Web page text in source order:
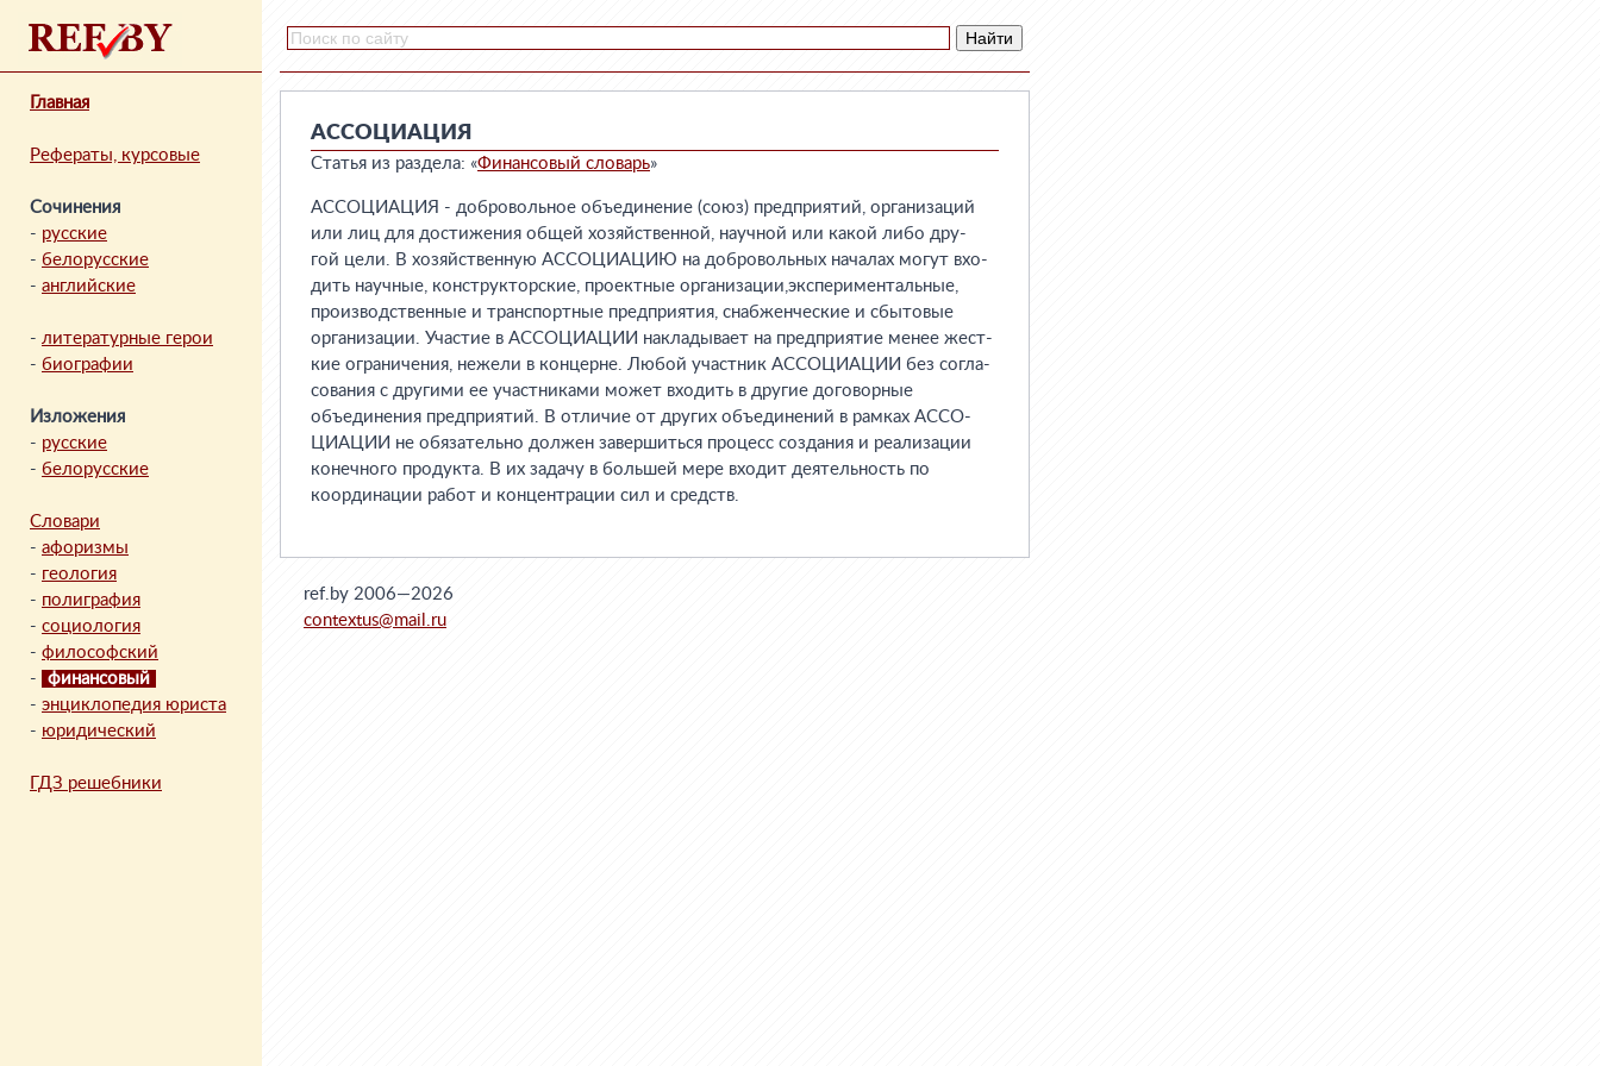
Главная
Рефераты, курсовые
Сочинения
- русские
- белорусские
- английские
- литературные герои
- биографии
Изложения
- русские
- белорусские
Словари
- афоризмы
- геология
- полиграфия
- социология
- философский
-
финансовый
- энциклопедия юриста
- юридический
ГДЗ решебники
АССОЦИАЦИЯ
Статья из раздела: «Финансовый словарь»
АССОЦИАЦИЯ - добровольное объединение (союз) предприятий, организаций
или лиц для достижения общей хозяйственной, научной или какой либо дру-
гой цели. В хозяйственную АССОЦИАЦИЮ на добровольных началах могут вхо-
дить научные, конструкторские, проектные организации,экспериментальные,
производственные и транспортные предприятия, снабженческие и сбытовые
организации. Участие в АССОЦИАЦИИ накладывает на предприятие менее жест-
кие ограничения, нежели в концерне. Любой участник АССОЦИАЦИИ без согла-
сования с другими ее участниками может входить в другие договорные
объединения предприятий. В отличие от других объединений в рамках АССО-
ЦИАЦИИ не обязательно должен завершиться процесс создания и реализации
конечного продукта. В их задачу в большей мере входит деятельность по
координации работ и концентрации сил и средств.
ref.by 2006—2026
contextus@mail.ru